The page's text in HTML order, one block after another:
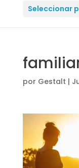
Seleccionar
por Gestalt |